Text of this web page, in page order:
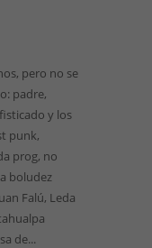
pero no se
padre,
y los
punk,
prog, no
boludez
Falú, Leda
de...